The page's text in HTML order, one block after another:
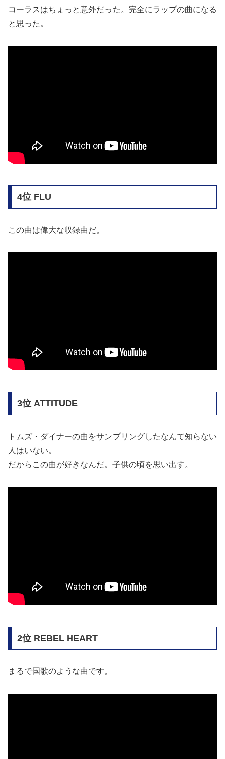
コーラスはちょっと意外だった。完全にラップの曲になる
と思った。
4位 FLU
この曲は偉大な収録曲だ。
3位 ATTITUDE
トムズ・ダイナーの曲をサンプリングしたなんて知らない
人はいない。
だからこの曲が好きなんだ。子供の頃を思い出す。
2位 REBEL HEART
まるで国歌のような曲です。